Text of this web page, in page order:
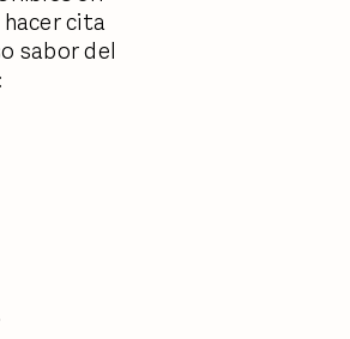
cita
sabor del